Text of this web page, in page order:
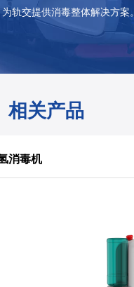
轨交提供消毒整体解决方案。
相关产品
消毒机